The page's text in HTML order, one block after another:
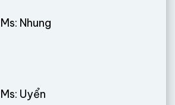
Ms: Nhung
Ms: Uyển